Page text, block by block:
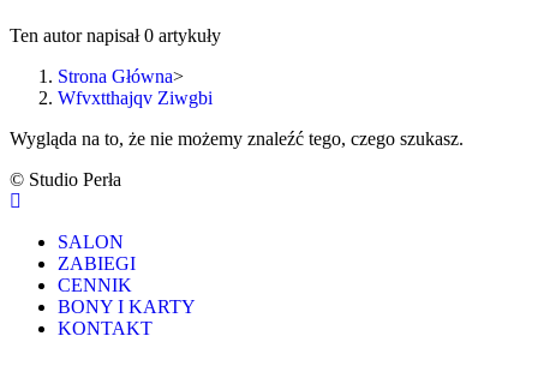
Ten autor napisał 0 artykuły
Strona Główna>
Wfvxtthajqv Ziwgbi
Wygląda na to, że nie możemy znaleźć tego, czego szukasz.
© Studio Perła
SALON
ZABIEGI
CENNIK
BONY I KARTY
KONTAKT